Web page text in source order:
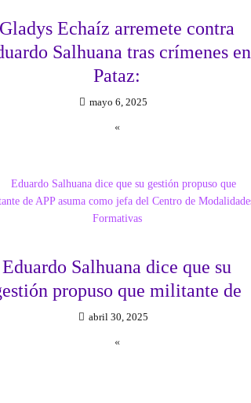
Gladys Echaíz arremete contra
Salhuana tras crímenes en
Pataz:
mayo 6, 2025
«
Eduardo Salhuana dice que su
propuso que militante de
abril 30, 2025
«